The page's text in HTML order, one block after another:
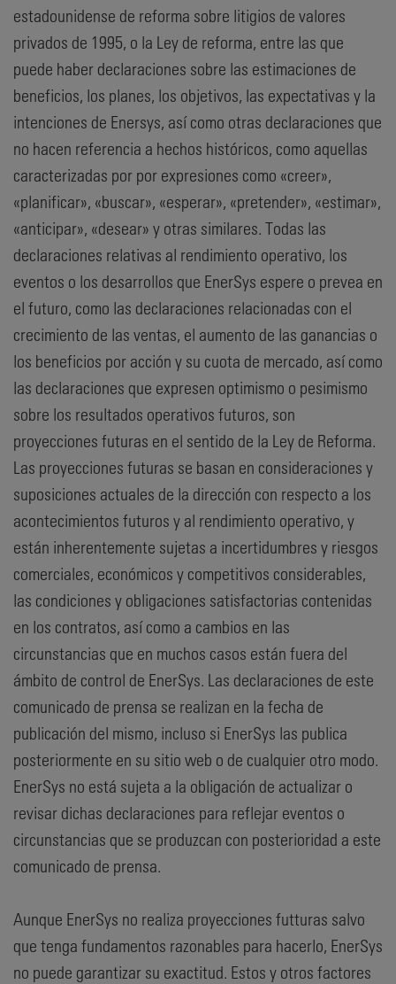
estadounidense de reforma sobre litigios de valores
privados de 1995, o la Ley de reforma, entre las que
puede haber declaraciones sobre las estimaciones de
beneficios, los planes, los objetivos, las expectativas y la
intenciones de Enersys, así como otras declaraciones que
no hacen referencia a hechos históricos, como aquellas
caracterizadas por por expresiones como «creer»,
«planificar», «buscar», «esperar», «pretender», «estimar»,
«anticipar», «desear» y otras similares. Todas las
declaraciones relativas al rendimiento operativo, los
eventos o los desarrollos que EnerSys espere o prevea en
el futuro, como las declaraciones relacionadas con el
crecimiento de las ventas, el aumento de las ganancias o
los beneficios por acción y su cuota de mercado, así como
las declaraciones que expresen optimismo o pesimismo
sobre los resultados operativos futuros, son
proyecciones futuras en el sentido de la Ley de Reforma.
Las proyecciones futuras se basan en consideraciones y
suposiciones actuales de la dirección con respecto a los
acontecimientos futuros y al rendimiento operativo, y
están inherentemente sujetas a incertidumbres y riesgos
comerciales, económicos y competitivos considerables,
las condiciones y obligaciones satisfactorias contenidas
en los contratos, así como a cambios en las
circunstancias que en muchos casos están fuera del
ámbito de control de EnerSys. Las declaraciones de este
comunicado de prensa se realizan en la fecha de
publicación del mismo, incluso si EnerSys las publica
posteriormente en su sitio web o de cualquier otro modo.
EnerSys no está sujeta a la obligación de actualizar o
revisar dichas declaraciones para reflejar eventos o
circunstancias que se produzcan con posterioridad a este
comunicado de prensa.
Aunque EnerSys no realiza proyecciones futturas salvo
que tenga fundamentos razonables para hacerlo, EnerSys
no puede garantizar su exactitud. Estos y otros factores